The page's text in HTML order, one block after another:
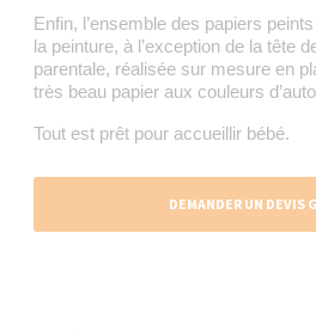
Enfin, l’ensemble des papiers
la peinture, à l’exception de la tête
parentale, réalisée sur mesure en
très beau papier aux couleurs
Tout est prêt pour accueillir bébé.
DEMANDER UN DEVIS